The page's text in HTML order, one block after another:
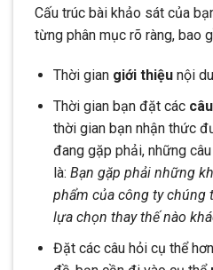
Cấu trúc bài khảo sát của
từng phân mục rõ ràng, bao
Thời gian giới thiệunội
Thời gian bạn đặt các
thời gian bạn nhận thức
đang gặp phải, những
là: Bạn gặp phải những
phẩm của công ty chúng
lựa chọn thay thế nào
Đặt các câu hỏi cụ thể